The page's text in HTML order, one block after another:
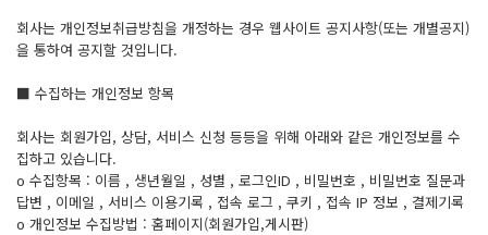
회사는 개인정보취급방침을 개정하는 경우 웹사이트 공지사항(또는 개별공지)
을 통하여 공지할 것입니다.
■ 수집하는 개인정보 항목
회사는 회원가입, 상담, 서비스 신청 등등을 위해 아래와 같은 개인정보를 수
집하고 있습니다.
ο 수집항목 : 이름 , 생년월일 , 성별 , 로그인ID , 비밀번호 , 비밀번호 질문과
답변 , 이메일 , 서비스 이용기록 , 접속 로그 , 쿠키 , 접속 IP 정보 , 결제기록
ο 개인정보 수집방법 : 홈페이지(회원가입,게시판)